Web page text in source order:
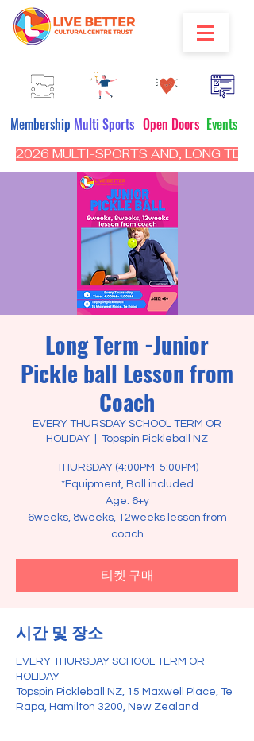
Multi Sports Open Doors Events
Membership
2026 MULTI-SPORTS AND, LONG
Long Term -Junior
Pickle ball Lesson from
Coach
EVERY THURSDAY SCHOOL TERM OR
HOLIDAY
Topspin Pickleball NZ
THURSDAY (4:00PM-5:00PM)
*Equipment, Ball included
Age: 6+y
6weeks, 8weeks, 12weeks lesson from
coach
티켓 구매
시간 및 장소
EVERY THURSDAY SCHOOL TERM OR
HOLIDAY
Topspin Pickleball NZ, 15 Maxwell Place, Te
Rapa, Hamilton 3200, New Zealand